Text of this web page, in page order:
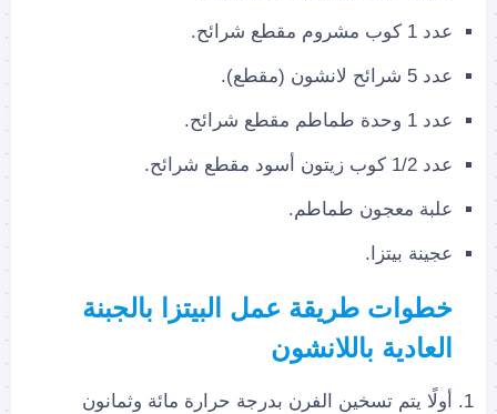
عدد 1 كوب مشروم مقطع شرائح.
عدد 5 شرائح لانشون (مقطع).
عدد 1 وحدة طماطم مقطع شرائح.
عدد 1/2 كوب زيتون أسود مقطع شرائح.
علبة معجون طماطم.
عجينة بيتزا.
خطوات طريقة عمل البيتزا بالجبنة
العادية باللانشون
أولًا يتم تسخين الفرن بدرجة حرارة مائة وثمانون